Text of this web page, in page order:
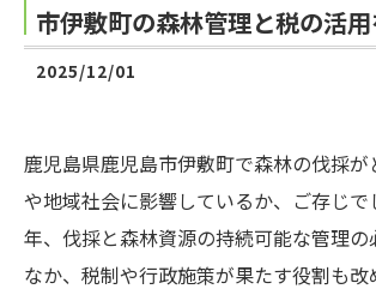
市伊敷町の森林管理と税の活
2025/12/01
鹿児島県鹿児島市伊敷町で森林の伐採
や地域社会に影響しているか、ご存じで
年、伐採と森林資源の持続可能な管理の
なか、税制や行政施策が果たす役割も改